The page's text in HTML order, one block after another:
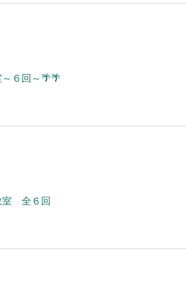
６回～🌴🌴
室 全６回